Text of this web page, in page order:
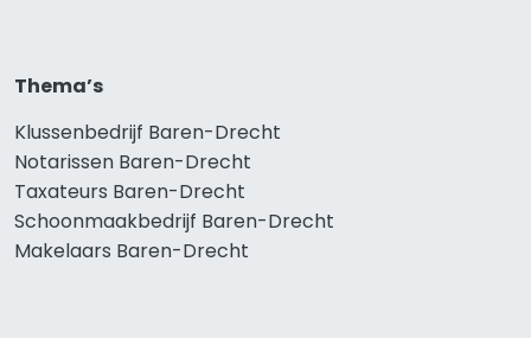
Thema’s
Klussenbedrijf Baren-Drecht
Notarissen Baren-Drecht
Taxateurs Baren-Drecht
Schoonmaakbedrijf Baren-Drecht
Makelaars Baren-Drecht